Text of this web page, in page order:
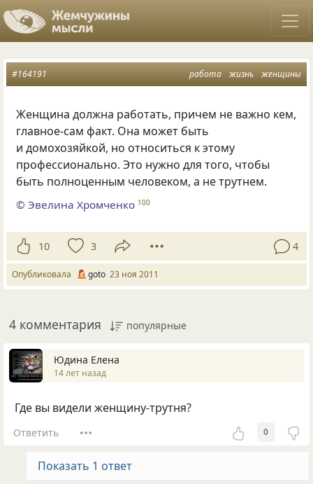
работа жизнь женщины
#164191
Женщина должна работать, причем не важно кем,
главное-сам факт. Она может быть
и домохозяйкой, но относиться к этому
профессионально. Это нужно для того, чтобы
быть полноценным человеком, а не трутнем.
©Эвелина Хромченко 100
10 3 4
Опубликовала goto 23 ноя 2011
4 комментария популярные
Юдина Елена
14 лет назад
Где вы видели женщину-трутня?
Ответить 0
Показать 1 ответ